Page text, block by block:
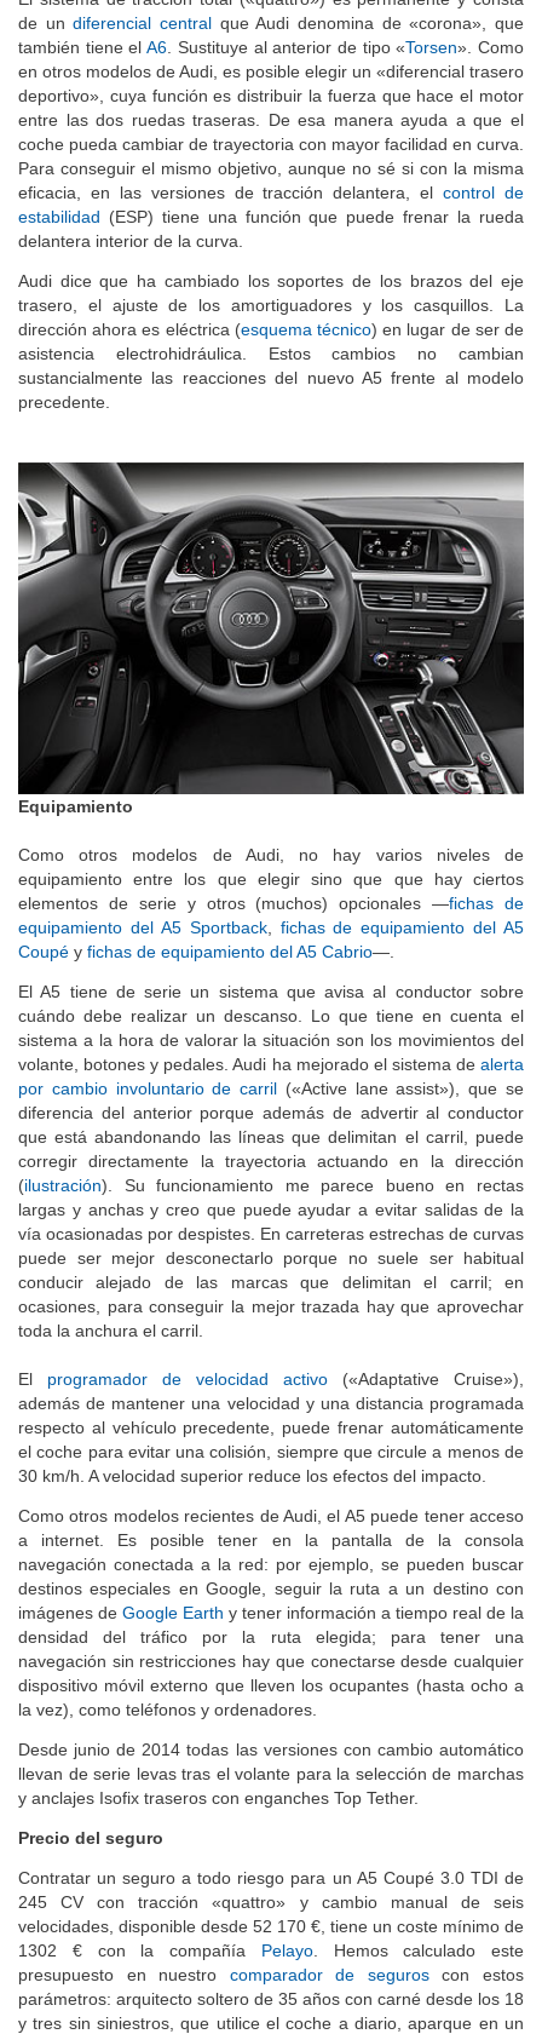
de undiferencial central que Audi denomina de «corona», que
también tiene elA6 . Sustituye al anterior de tipo «Torsen». Como
en otros modelos de Audi, es posible elegir un «diferencial trasero
deportivo», cuya función es distribuir la fuerza que hace el motor
entre las dos ruedas traseras. De esa manera ayuda a que el
coche pueda cambiar de trayectoria con mayor facilidad en curva.
Para conseguir el mismo objetivo, aunque no sé si con la misma
eficacia, en las versiones de tracción delantera, elcontrol de
estabilidad (ESP) tiene una función que puede frenar la rueda
delantera interior de la curva.
Audi dice que ha cambiado los soportes de los brazos del eje
trasero, el ajuste de los amortiguadores y los casquillos. La
dirección ahora es eléctrica (esquema técnico) en lugar de ser de
asistencia electrohidráulica. Estos cambios no cambian
sustancialmente las reacciones del nuevo A5 frente al modelo
precedente.
Equipamiento
Como otros modelos de Audi, no hay varios niveles de
equipamiento entre los que elegir sino que que hay ciertos
elementos de serie y otros (muchos) opcionales —fichas de
equipamiento del A5 Sportback, fichas de equipamiento del A5
Coupé y fichas de equipamiento del A5 Cabrio—.
El A5 tiene de serie un sistema que avisa al conductor sobre
cuándo debe realizar un descanso. Lo que tiene en cuenta el
sistema a la hora de valorar la situación son los movimientos del
volante, botones y pedales. Audi ha mejorado el sistema de alerta
por cambio involuntario de carril («Active lane assist»), que se
diferencia del anterior porque además de advertir al conductor
que está abandonando las líneas que delimitan el carril, puede
corregir directamente la trayectoria actuando en la dirección
(ilustración). Su funcionamiento me parece bueno en rectas
largas y anchas y creo que puede ayudar a evitar salidas de la
vía ocasionadas por despistes. En carreteras estrechas de curvas
puede ser mejor desconectarlo porque no suele ser habitual
conducir alejado de las marcas que delimitan el carril; en
ocasiones, para conseguir la mejor trazada hay que aprovechar
toda la anchura el carril.
El programador de velocidad activo («Adaptative Cruise»),
además de mantener una velocidad y una distancia programada
respecto al vehículo precedente, puede frenar automáticamente
el coche para evitar una colisión, siempre que circule a menos de
30 km/h. A velocidad superior reduce los efectos del impacto.
Como otros modelos recientes de Audi, el A5 puede tener acceso
a internet. Es posible tener en la pantalla de la consola
navegación conectada a la red: por ejemplo, se pueden buscar
destinos especiales en Google, seguir la ruta a un destino con
imágenes de Google Earth y tener información a tiempo real de la
densidad del tráfico por la ruta elegida; para tener una
navegación sin restricciones hay que conectarse desde cualquier
dispositivo móvil externo que lleven los ocupantes (hasta ocho a
la vez), como teléfonos y ordenadores.
Desde junio de 2014 todas las versiones con cambio automático
llevan de serie levas tras el volante para la selección de marchas
y anclajes Isofix traseros con enganches Top Tether.
Precio del seguro
Contratar un seguro a todo riesgo para un A5 Coupé 3.0 TDI de
245 CV con tracción «quattro» y cambio manual de seis
velocidades, disponible desde 52 170 €, tiene un coste mínimo de
1302 € con la compañía Pelayo. Hemos calculado este
presupuesto en nuestro comparador de seguroscon estos
parámetros: arquitecto soltero de 35 años con carné desde los 18
y tres sin siniestros, que utilice el coche a diario, aparque en un